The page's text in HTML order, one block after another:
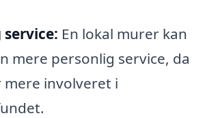
service: En lokal murer kan
mere personlig service, da
mere involveret i